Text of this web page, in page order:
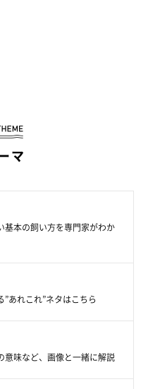
のニットは、Three Four
んによれば、今年も動物モ
だん着に、お出かけ着に、
くさんのニットが見つかる
ろんな猫を連れて歩いて、
、＠rina_od0307、
マ
基本の飼い方を専門家がわか
あれこれ”ネタはこちら
意味など、画像と一緒に解説